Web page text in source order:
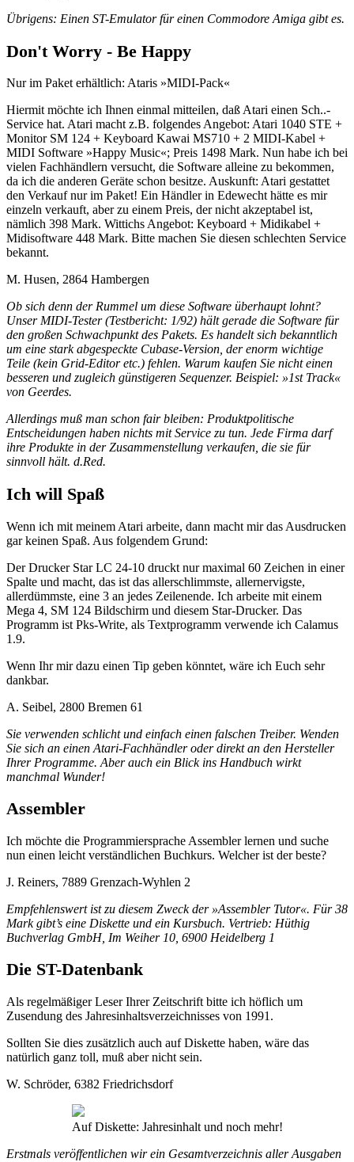
Übrigens: Einen ST-Emulator für einen Commodore Amiga gibt es.
Don't Worry - Be Happy
Nur im Paket erhältlich: Ataris »MIDI-Pack«
Hiermit möchte ich Ihnen einmal mitteilen, daß Atari einen Sch..-
Service hat. Atari macht z.B. folgendes Angebot: Atari 1040 STE +
Monitor SM 124 + Keyboard Kawai MS710 + 2 MIDI-Kabel +
MIDI Software »Happy Music«; Preis 1498 Mark. Nun habe ich bei
vielen Fachhändlern versucht, die Software alleine zu bekommen,
da ich die anderen Geräte schon besitze. Auskunft: Atari gestattet
den Verkauf nur im Paket! Ein Händler in Edewecht hätte es mir
einzeln verkauft, aber zu einem Preis, der nicht akzeptabel ist,
nämlich 398 Mark. Wittichs Angebot: Keyboard + Midikabel +
Midisoftware 448 Mark. Bitte machen Sie diesen schlechten Service
bekannt.
M. Husen, 2864 Hambergen
Ob sich denn der Rummel um diese Software überhaupt lohnt?
Unser MIDI-Tester (Testbericht: 1/92) hält gerade die Software für
den großen Schwachpunkt des Pakets. Es handelt sich bekanntlich
um eine stark abgespeckte Cubase-Version, der enorm wichtige
Teile (kein Grid-Editor etc.) fehlen. Warum kaufen Sie nicht einen
besseren und zugleich günstigeren Sequenzer. Beispiel: »1st Track«
von Geerdes.
Allerdings muß man schon fair bleiben: Produktpolitische
Entscheidungen haben nichts mit Service zu tun. Jede Firma darf
ihre Produkte in der Zusammenstellung verkaufen, die sie für
sinnvoll hält. d.Red.
Ich will Spaß
Wenn ich mit meinem Atari arbeite, dann macht mir das Ausdrucken
gar keinen Spaß. Aus folgendem Grund:
Der Drucker Star LC 24-10 druckt nur maximal 60 Zeichen in einer
Spalte und macht, das ist das allerschlimmste, allernervigste,
allerdümmste, eine 3 an jedes Zeilenende. Ich arbeite mit einem
Mega 4, SM 124 Bildschirm und diesem Star-Drucker. Das
Programm ist Pks-Write, als Textprogramm verwende ich Calamus
1.9.
Wenn Ihr mir dazu einen Tip geben könntet, wäre ich Euch sehr
dankbar.
A. Seibel, 2800 Bremen 61
Sie verwenden schlicht und einfach einen falschen Treiber. Wenden
Sie sich an einen Atari-Fachhändler oder direkt an den Hersteller
Ihrer Programme. Aber auch ein Blick ins Handbuch wirkt
manchmal Wunder!
Assembler
Ich möchte die Programmiersprache Assembler lernen und suche
nun einen leicht verständlichen Buchkurs. Welcher ist der beste?
J. Reiners, 7889 Grenzach-Wyhlen 2
Empfehlenswert ist zu diesem Zweck der »Assembler Tutor«. Für 38
Mark gibt’s eine Diskette und ein Kursbuch. Vertrieb: Hüthig
Buchverlag GmbH, Im Weiher 10, 6900 Heidelberg 1
Die ST-Datenbank
Als regelmäßiger Leser Ihrer Zeitschrift bitte ich höflich um
Zusendung des Jahresinhaltsverzeichnisses von 1991.
Sollten Sie dies zusätzlich auch auf Diskette haben, wäre das
natürlich ganz toll, muß aber nicht sein.
W. Schröder, 6382 Friedrichsdorf
Auf Diskette: Jahresinhalt und noch mehr!
Erstmals veröffentlichen wir ein Gesamtverzeichnis aller Ausgaben